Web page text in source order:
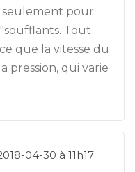
seulement pour
Tout
que la vitesse du
pression, qui varie
04-30 à 11h17